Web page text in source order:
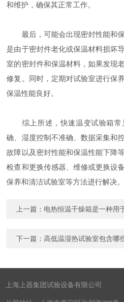
和维护，确保其正常工作。
最后，可能会出现密封性能和保
是由于密封件老化或保温材料损坏
室的密封件和保温材料，如果发现
修复。同时，定期对试验室进行保
保温性能良好。
综上所述，快速温变试验箱常
确、湿度控制不准确、数据采集和
故障以及密封性能和保温性能下降
检查和更换传感器、维修或更换设
保养和清洁试验室等方法进行解决。
上一篇： 电热恒温干燥箱是一种用
下一篇：高低温湿热试验室包含哪
上海上器集团试验设备有限公司